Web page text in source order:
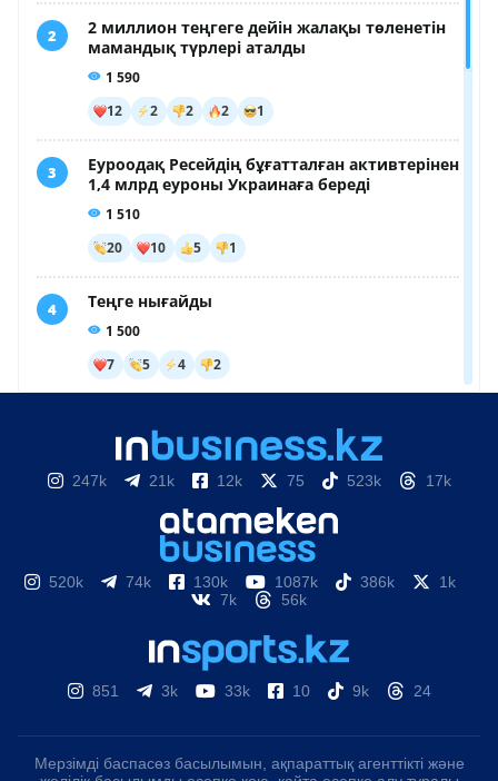
247k 21k 12k 75 523k 17k
520k 74k 130k 1087k 386k
1k
7k
56k
851 3k 33k 10 9k 24
Мерзімді баспасөз басылымын, ақпараттық агенттікті және